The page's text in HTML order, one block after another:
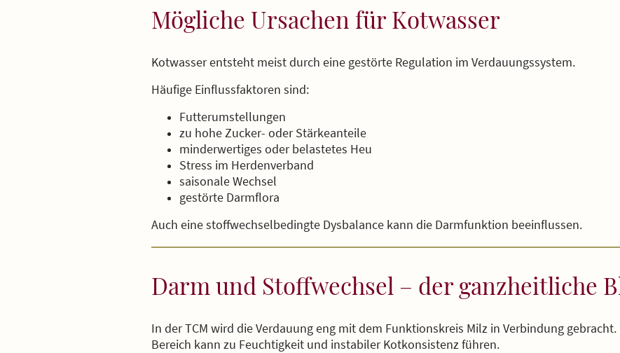
Mögliche Ursachen für Kotwasser
Kotwasser entsteht meist durch eine gestörte Regulation im Verdauungssystem.
Häufige Einflussfaktoren sind:
Futterumstellungen
zu hohe Zucker- oder Stärkeanteile
minderwertiges oder belastetes Heu
Stress im Herdenverband
saisonale Wechsel
gestörte Darmflora
Auch eine stoffwechselbedingte Dysbalance kann die Darmfunktion beeinflussen.
Darm und Stoffwechsel – der ganzheitliche
In der TCM wird die Verdauung eng mit dem Funktionskreis Milz in Verbindung gebracht.
Bereich kann zu Feuchtigkeit und instabiler Kotkonsistenz führen.